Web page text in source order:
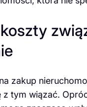
zakup
z tym wiązać.